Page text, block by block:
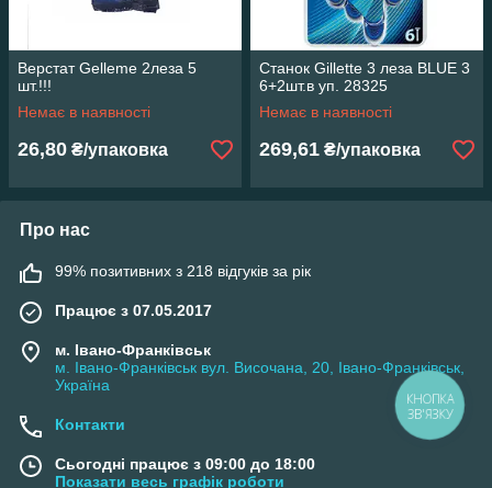
Верстат Gelleme 2леза 5
шт.!!!
Немає в наявності
26,80 ₴/упаковка
Станок Gillette 3 леза BLUE 3
6+2шт.в уп. 28325
Немає в наявності
269,61 ₴/упаковка
Про нас
99% позитивних з 218 відгуків за рік
Працює з 07.05.2017
м. Івано-Франківськ
м. Івано-Франківськ вул. Височана, 20, Івано-Франківськ,
Україна
Контакти
Сьогодні працює з 09:00 до 18:00
Показати весь графік роботи
КНОПКА
ЗВ'ЯЗКУ